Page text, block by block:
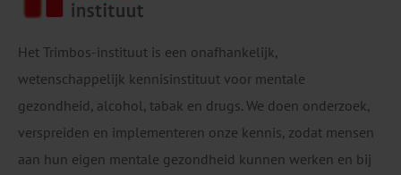
Het Trimbos-instituut is een onafhankelijk,
wetenschappelijk kennisinstituut voor mentale
gezondheid, alcohol, tabak en drugs. We doen onderzoek,
verspreiden en implementeren onze kennis, zodat mensen
aan hun eigen mentale gezondheid kunnen werken en bij